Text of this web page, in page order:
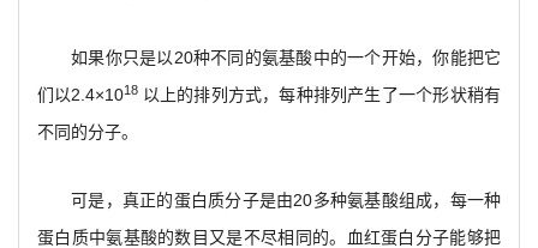
如果你只是以20种不同的氨基酸中的一个开始，你能把它
们以2.4×1018 以上的排列方式，每种排列产生了一个形状稍有
不同的分子。
可是，真正的蛋白质分子是由20多种氨基酸组成，每一种
蛋白质中氨基酸的数目又是不尽相同的。血红蛋白分子能够把